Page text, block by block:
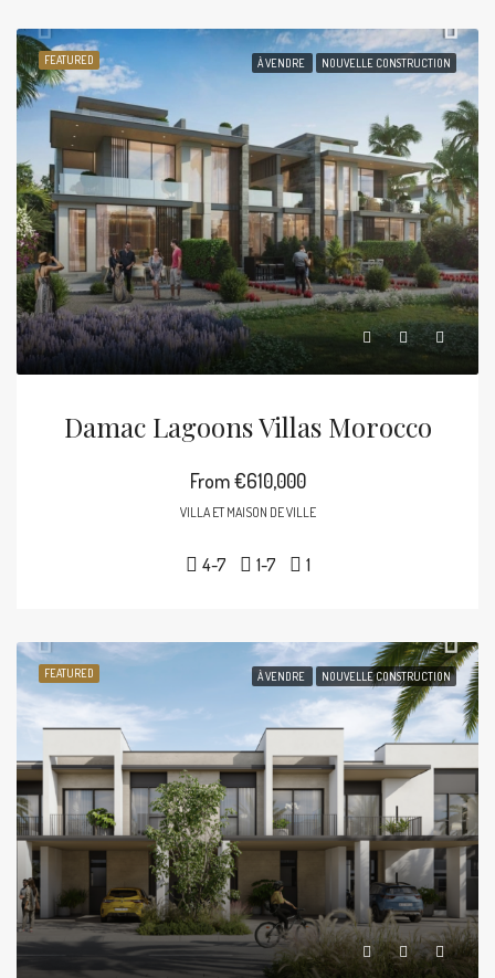
FEATURED À VENDRE NOUVELLE CONSTRUCTION
Damac Lagoons Villas Morocco
From€610,000
VILLA ET MAISON DE VILLE
4-7 1-7 1
FEATURED À VENDRE NOUVELLE CONSTRUCTION